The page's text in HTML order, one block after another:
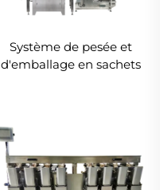
Système de pesée et
d'emballage en sachets